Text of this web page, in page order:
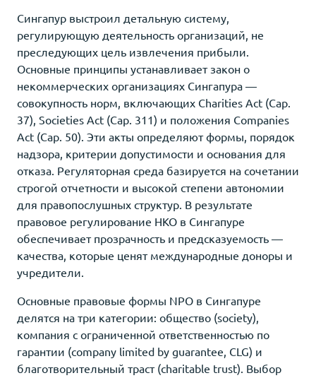
Сингапур выстроил детальную систему,
регулирующую деятельность организаций, не
преследующих цель извлечения прибыли.
Основные принципы устанавливает закон о
некоммерческих организациях Сингапура —
совокупность норм, включающих Charities Act (Cap.
37), Societies Act (Cap. 311) и положения Companies
Act (Cap. 50). Эти акты определяют формы, порядок
надзора, критерии допустимости и основания для
отказа. Регуляторная среда базируется на сочетании
строгой отчетности и высокой степени автономии
для правопослушных структур. В результате
правовое регулирование НКО в Сингапуре
обеспечивает прозрачность и предсказуемость —
качества, которые ценят международные доноры и
учредители.
Основные правовые формы NPO в Сингапуре
делятся на три категории: общество (society),
компания с ограниченной ответственностью по
гарантии (company limited by guarantee, CLG) и
благотворительный траст (charitable trust). Выбор